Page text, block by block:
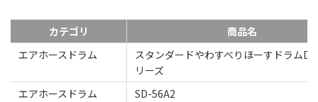
カテゴリ
商品名
エアホースドラム
スタンダードやわすべりほーすドラム
リーズ
エアホースドラム
SD-56A2